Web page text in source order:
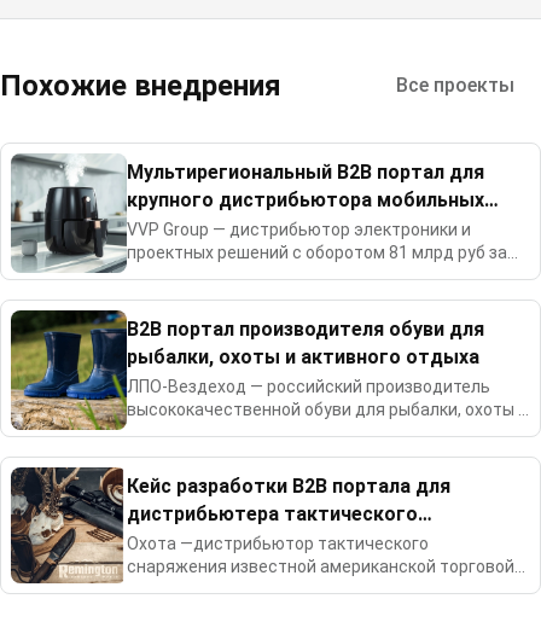
Похожие внедрения Все проекты
Мультирегиональный B2B портал для
крупного дистрибьютора мобильных
телефонов и бытовой техники
VVP Group — дистрибьютор электроники и
проектных решений с оборотом 81 млрд руб за
2024г.
B2B портал производителя обуви для
рыбалки, охоты и активного отдыха
ЛПО-Вездеход — российский производитель
высококачественной обуви для рыбалки, охоты и
активного отдыха.
Кейс разработки B2B портала для
дистрибьютера тактического
снаряжения
Охота —дистрибьютор тактического
снаряжения известной американской торговой
марки Remington.